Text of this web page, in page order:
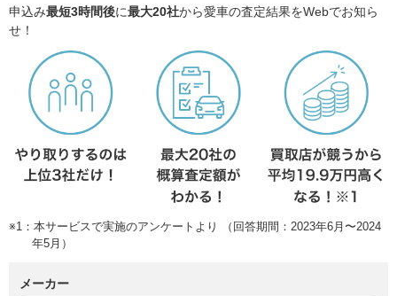
申込み最短3時間後に最大20社から愛車の査定結果をWebでお知ら
せ！
※1：本サービスで実施のアンケートより （回答期間：2023年6月〜2024
年5月）
メーカー